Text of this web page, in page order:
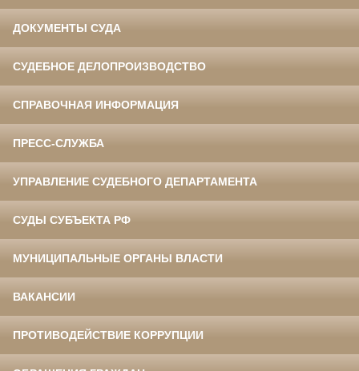
ДОКУМЕНТЫ СУДА
СУДЕБНОЕ ДЕЛОПРОИЗВОДСТВО
СПРАВОЧНАЯ ИНФОРМАЦИЯ
ПРЕСС-СЛУЖБА
УПРАВЛЕНИЕ СУДЕБНОГО ДЕПАРТАМЕНТА
СУДЫ СУБЪЕКТА РФ
МУНИЦИПАЛЬНЫЕ ОРГАНЫ ВЛАСТИ
ВАКАНСИИ
ПРОТИВОДЕЙСТВИЕ КОРРУПЦИИ